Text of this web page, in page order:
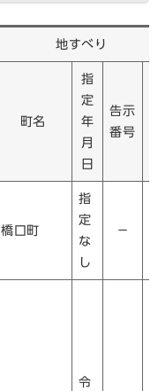
地すべり
町名
指
定
年
月
日
告示
番号
橋口町
指
定
な
し
－
令